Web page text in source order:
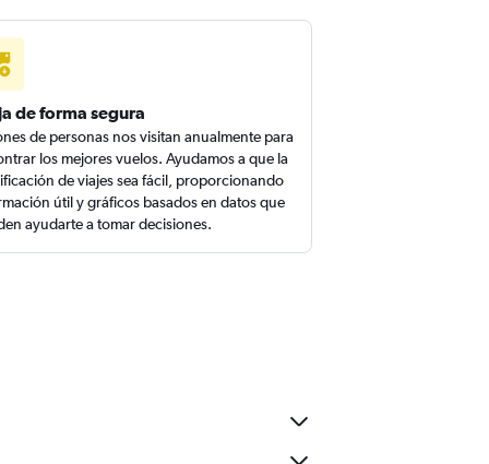
de forma segura
de personas nos visitan anualmente para
los mejores vuelos. Ayudamos a que la
de viajes sea fácil, proporcionando
útil y gráficos basados en datos que
ayudarte a tomar decisiones.